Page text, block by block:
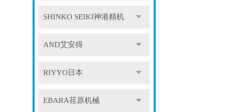
SHINKO SEIKI神港精机
AND艾安得
RIYYO日本
EBARA荏原机械